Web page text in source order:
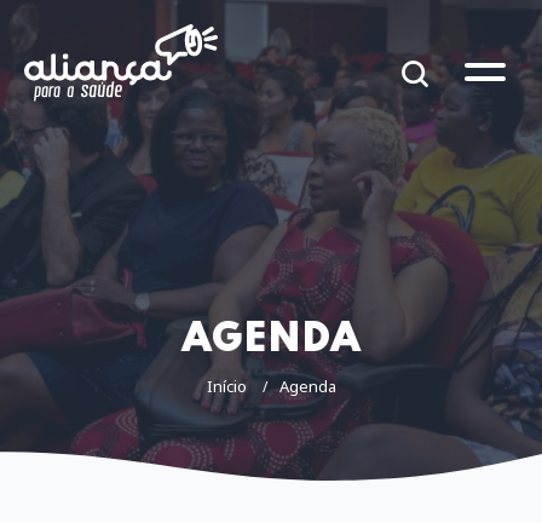
AGENDA
Início Agenda